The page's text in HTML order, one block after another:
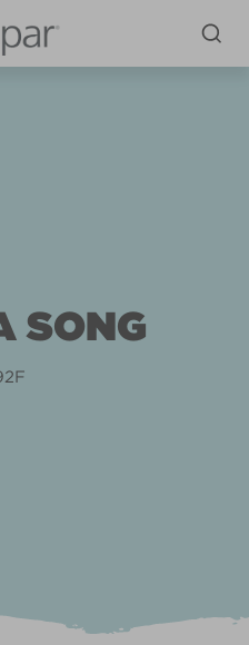
SONG